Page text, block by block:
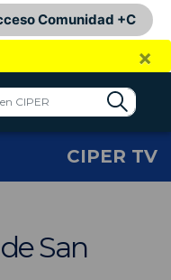
Comunidad +C
×
CIPER TV
San